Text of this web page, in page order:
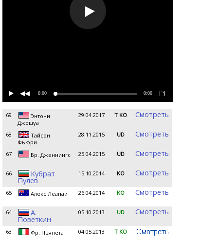
0:00 0:00
69
Энтони
Джошуа
29.04.2017 T KO Смотреть
68
Тайсон
Фьюри
28.11.2015 UD Смотреть
67 Бр. Дженнингс 25.04.2015 UD Смотреть
66 Кубрат
Пулев
15.10.2014 KO Смотреть
65 Алекс Леапаи 26.04.2014 KO Смотреть
64 А.
Поветкин
05.10.2013 UD Смотреть
63 Фр. Пьянета 04.05.2013 T KO